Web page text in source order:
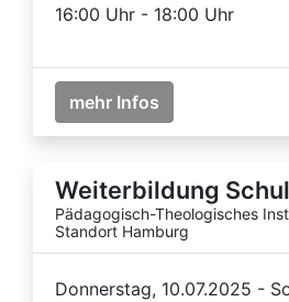
16:00 Uhr - 18:00 Uhr
mehr Infos
Weiterbildung
Pädagogisch-Theologisches
Standort Hamburg
Donnerstag, 10.07.2025 -